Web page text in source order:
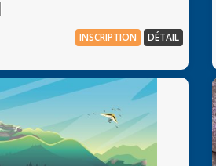
INSCRIPTION DÉTAIL